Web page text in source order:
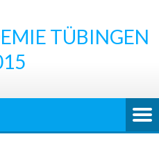
TÜBINGEN